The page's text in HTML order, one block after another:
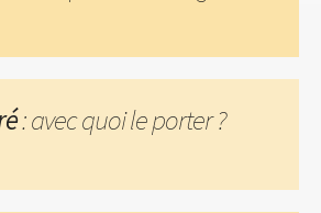
: avec quoi le porter ?